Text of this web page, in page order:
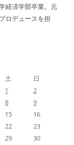
経済学部卒業。元
ロデュースを担
土
日
1
2
8
9
15
16
22
23
29
30